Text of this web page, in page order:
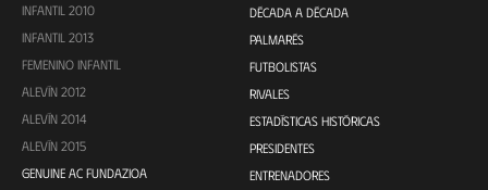
INFANTIL 2010
INFANTIL 2013
FEMENINO INFANTIL
ALEVÍN 2012
ALEVÍN 2014
ALEVÍN 2015
GENUINE AC FUNDAZIOA
DÉCADA A DÉCADA
PALMARÉS
FUTBOLISTAS
RIVALES
ESTADÍSTICAS HISTÓRICAS
PRESIDENTES
ENTRENADORES